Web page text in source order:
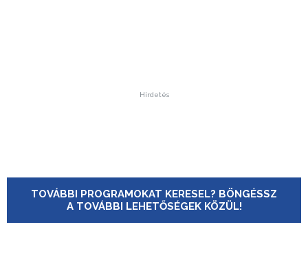
Hirdetés
TOVÁBBI PROGRAMOKAT KERESEL? BÖNGÉSSZ
A TOVÁBBI LEHETŐSÉGEK KÖZÜL!